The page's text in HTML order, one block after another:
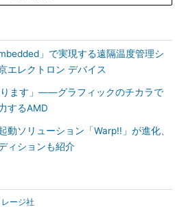
」で実現する遠隔温度管理シ
レクトロン デバイス
ります」――グラフィックのチカラで
するAMD
動ソリューション「Warp!!」が進化、
ィションも紹介
ージ社